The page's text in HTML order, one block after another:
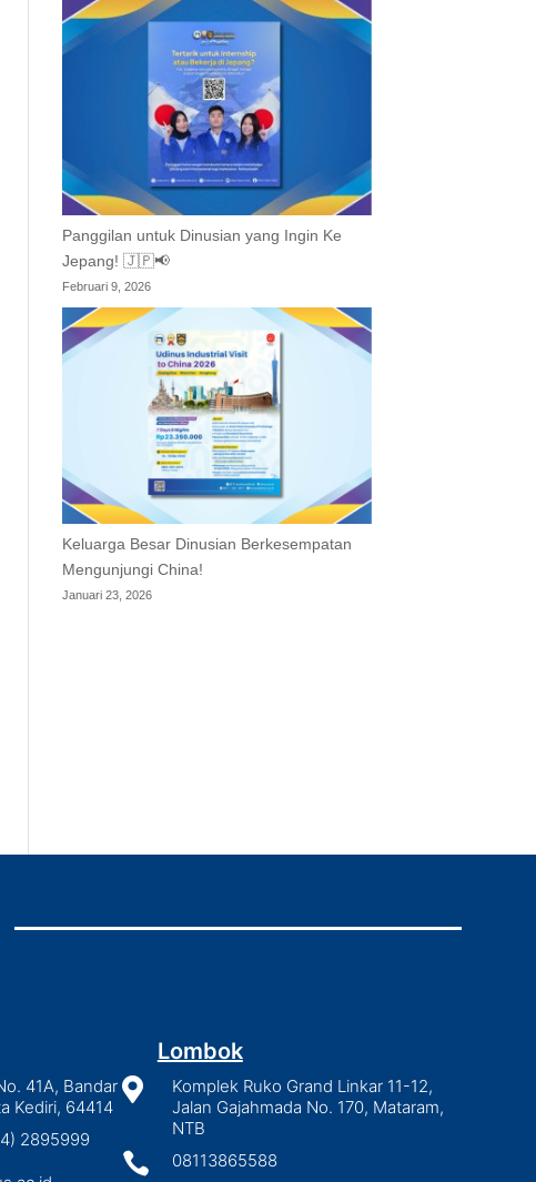
Panggilan untuk Dinusian yang Ingin Ke
Jepang! 🇯🇵📢
Februari 9, 2026
Keluarga Besar Dinusian Berkesempatan
Mengunjungi China!
Januari 23, 2026
41A, Bandar
Kediri, 64414
2895999
Lombok

Komplek Ruko Grand Linkar 11-12,
Jalan Gajahmada No. 170, Mataram,
NTB
 08113865588